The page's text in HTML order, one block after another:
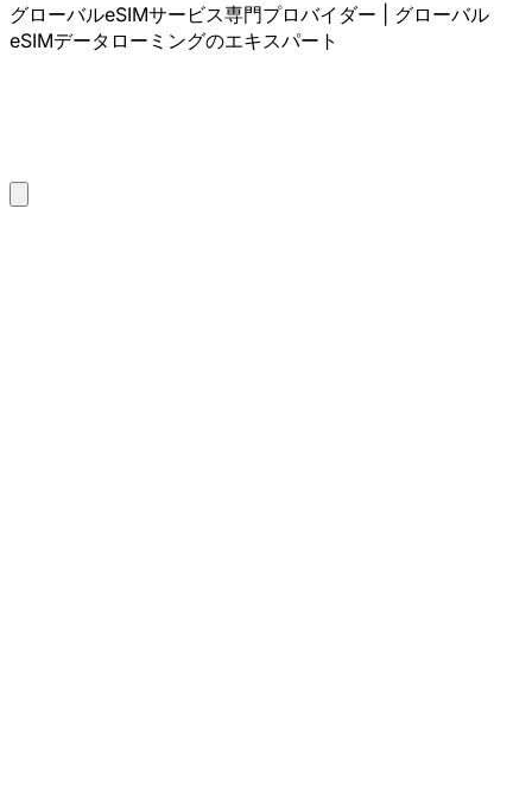
グローバルeSIMサービス専門プロバイダー | グローバル
eSIMデータローミングのエキスパート